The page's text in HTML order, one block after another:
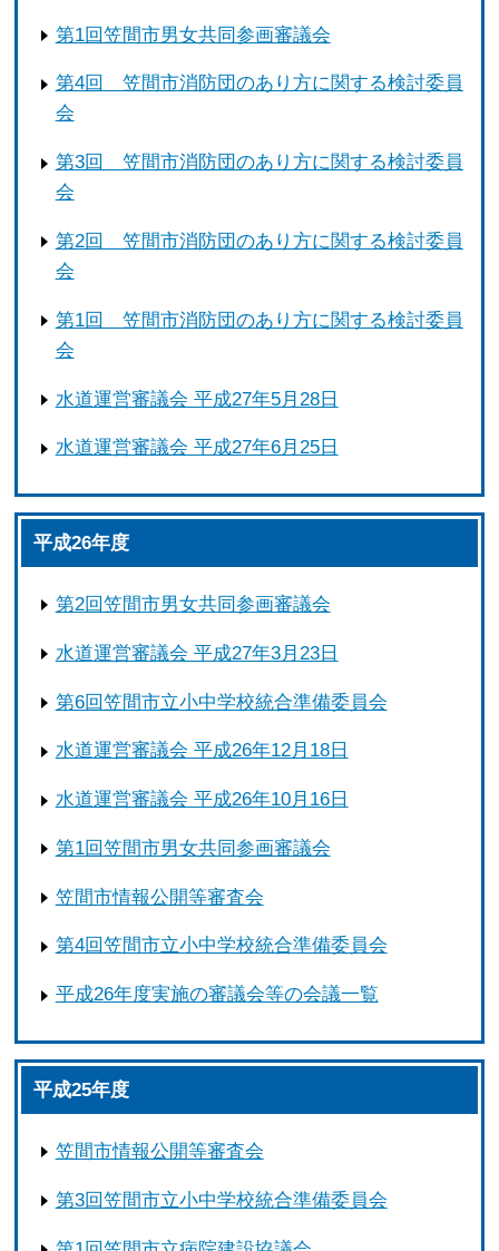
第1回笠間市男女共同参画審議会
第4回 笠間市消防団のあり方に関する検討委員
会
第3回 笠間市消防団のあり方に関する検討委員
会
第2回 笠間市消防団のあり方に関する検討委員
会
第1回 笠間市消防団のあり方に関する検討委員
会
水道運営審議会 平成27年5月28日
水道運営審議会 平成27年6月25日
平成26年度
第2回笠間市男女共同参画審議会
水道運営審議会 平成27年3月23日
第6回笠間市立小中学校統合準備委員会
水道運営審議会 平成26年12月18日
水道運営審議会 平成26年10月16日
第1回笠間市男女共同参画審議会
笠間市情報公開等審査会
第4回笠間市立小中学校統合準備委員会
平成26年度実施の審議会等の会議一覧
平成25年度
笠間市情報公開等審査会
第3回笠間市立小中学校統合準備委員会